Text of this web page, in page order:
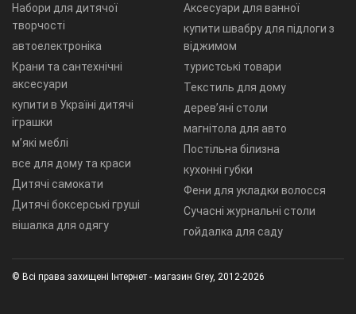
Набори для дитячої
творчості
автоелектроніка
Крани та сантехнічні
аксесуари
купити в Україні дитячі
іграшки
м’які меблі
все для дому та краси
Дитячі самокати
Дитячі боксерські груші
вішалка для одягу
Аксесуари для ванної
купити швабру для підлоги з
віджимом
туристські товари
Текстиль для дому
дерев’яні столи
магнітола для авто
Постільна білизна
кухонні губки
Фени для укладки волосся
Сучасні журнальні столи
гойдалка для саду
© Всі права захищені Інтернет - магазин Grey, 2012-2026